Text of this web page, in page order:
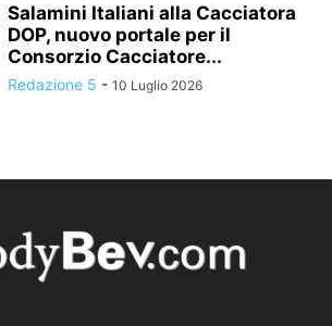
Salamini Italiani alla Cacciatora
DOP, nuovo portale per il
Consorzio Cacciatore...
Redazione 5 - 10 Luglio 2026